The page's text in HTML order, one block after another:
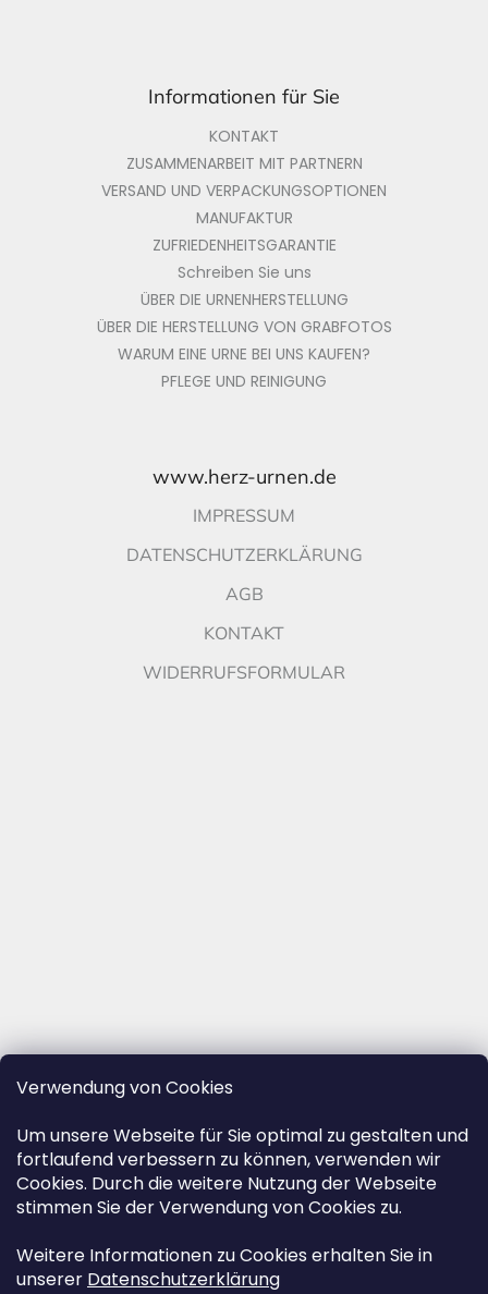
Verwendung von Cookies
Um unsere Webseite für Sie optimal zu gestalten und
fortlaufend verbessern zu können, verwenden wir
Cookies. Durch die weitere Nutzung der Webseite
stimmen Sie der Verwendung von Cookies zu.
Weitere Informationen zu Cookies erhalten Sie in
unserer Datenschutzerklärung
Informationen für Sie
KONTAKT
ZUSAMMENARBEIT MIT PARTNERN
VERSAND UND VERPACKUNGSOPTIONEN
MANUFAKTUR
ZUFRIEDENHEITSGARANTIE
Schreiben Sie uns
ÜBER DIE URNENHERSTELLUNG
ÜBER DIE HERSTELLUNG VON GRABFOTOS
WARUM EINE URNE BEI UNS KAUFEN?
PFLEGE UND REINIGUNG
www.herz-urnen.de
IMPRESSUM
DATENSCHUTZERKLÄRUNG
AGB
KONTAKT
WIDERRUFSFORMULAR